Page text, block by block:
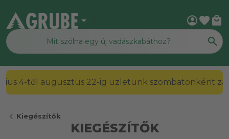
arrow_drop_down account_circlefavorite local_mall
2026. július 4-től augusztus 22-ig üzletünk
chevron_left Kiegészítők
KIEGÉSZÍTŐK